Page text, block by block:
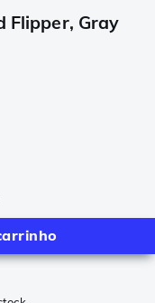
Flipper, Gray